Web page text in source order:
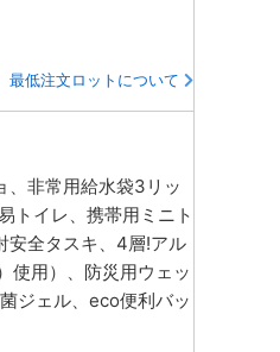
最低注文ロットについて
、非常用給水袋3リッ
トイレ、携帯用ミニト
安全タスキ、4層!アル
使用）、防災用ウェッ
ジェル、eco便利バッ